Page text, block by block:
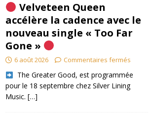
Velveteen Queen
accélère la cadence avec le
nouveau single « Too Far
Gone »
6 août 2026 Commentaires fermés
​ The Greater Good, est programmée
pour le 18 septembre chez Silver Lining
Music. […]